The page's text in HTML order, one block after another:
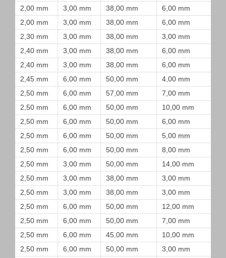
2,00 mm
3,00 mm 38,00 mm
6,00 mm
2,00 mm
3,00 mm 38,00 mm
6,00 mm
2,30 mm
3,00 mm 38,00 mm
3,00 mm
2,40 mm
3,00 mm 38,00 mm
6,00 mm
2,40 mm
3,00 mm 38,00 mm
6,00 mm
2,45 mm
6,00 mm 50,00 mm
4,00 mm
2,50 mm
6,00 mm 57,00 mm
7,00 mm
2,50 mm
6,00 mm 50,00 mm
10,00 mm
2,50 mm
6,00 mm 50,00 mm
6,00 mm
2,50 mm
6,00 mm 50,00 mm
5,00 mm
2,50 mm
6,00 mm 50,00 mm
8,00 mm
2,50 mm
3,00 mm 50,00 mm
14,00 mm
2,50 mm
3,00 mm 38,00 mm
3,00 mm
2,50 mm
3,00 mm 38,00 mm
3,00 mm
2,50 mm
6,00 mm 50,00 mm
12,00 mm
2,50 mm
6,00 mm 50,00 mm
7,00 mm
2,50 mm
6,00 mm 45,00 mm
10,00 mm
2,50 mm
6,00 mm 50,00 mm
3,00 mm